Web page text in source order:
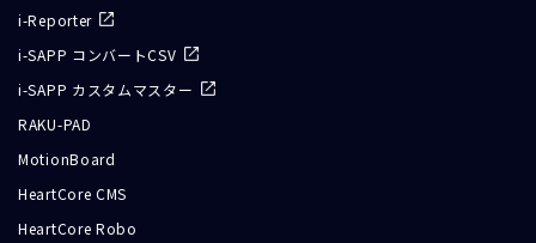
i-Reporter
i-SAPP コンバートCSV
i-SAPP カスタムマスター
RAKU-PAD
MotionBoard
HeartCore CMS
HeartCore Robo